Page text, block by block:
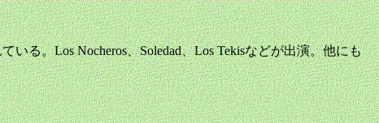
いる。Los Nocheros、Soledad、Los Tekisなどが出演。他にも